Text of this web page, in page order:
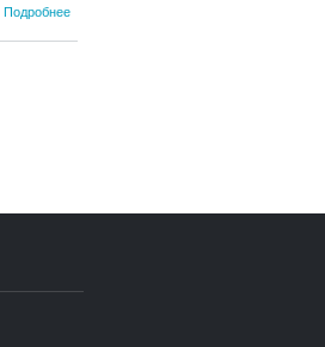
Подробнее
[Страницы